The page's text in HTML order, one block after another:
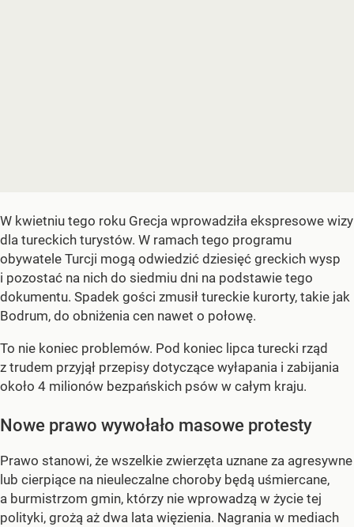
W kwietniu tego roku Grecja wprowadziła ekspresowe wizy
dla tureckich turystów. W ramach tego programu
obywatele Turcji mogą odwiedzić dziesięć greckich wysp
i pozostać na nich do siedmiu dni na podstawie tego
dokumentu. Spadek gości zmusił tureckie kurorty, takie jak
Bodrum, do obniżenia cen nawet o połowę.
To nie koniec problemów. Pod koniec lipca turecki rząd
z trudem przyjął przepisy dotyczące wyłapania i zabijania
około 4 milionów bezpańskich psów w całym kraju.
Nowe prawo wywołało masowe protesty
Prawo stanowi, że wszelkie zwierzęta uznane za agresywne
lub cierpiące na nieuleczalne choroby będą uśmiercane,
a burmistrzom gmin, którzy nie wprowadzą w życie tej
polityki, grożą aż dwa lata więzienia. Nagrania w mediach